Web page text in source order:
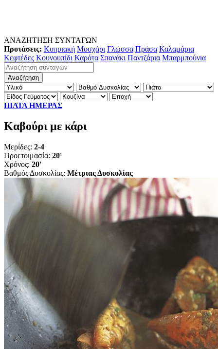
ΑΝΑΖΗΤΗΣΗ ΣΥΝΤΑΓΩΝ
Προτάσεις: Κυπριακή Μοσχάρι Γλώσσα Πράσα Καλαμάρια
Κεφτέδες Κουνουπίδι Καρότα Σπανάκι Παντζάρια Μπαρμπούνια
ΠΙΑΤΑ ΗΜΕΡΑΣ
Καβούρι με κάρι
Μερίδες: 2-4
Προετοιμασία: 20'
Χρόνος: 20'
Βαθμός Δυσκολίας: Μέτριας Δυσκολίας